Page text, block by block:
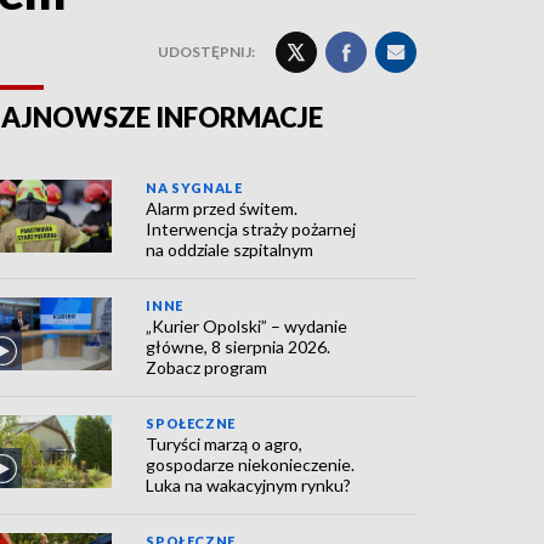
UDOSTĘPNIJ:
INFORMACJE
NA SYGNALE
Alarm przed świtem.
Interwencja straży pożarnej
na oddziale szpitalnym
INNE
„Kurier Opolski” – wydanie
główne, 8 sierpnia 2026.
Zobacz program
SPOŁECZNE
Turyści marzą o agro,
gospodarze niekonieczenie.
Luka na wakacyjnym rynku?